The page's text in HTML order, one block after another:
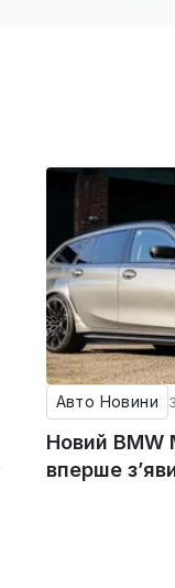
Авто Новини
Новий
вперше